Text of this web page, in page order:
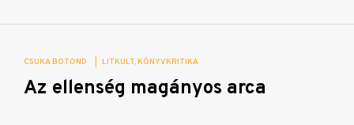
CSUKA BOTOND LITKULT KÖNYVKRITIKA
Az ellenség magányos arca